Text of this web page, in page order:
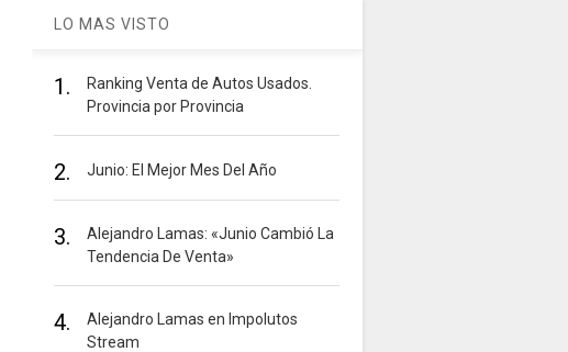
LO MAS VISTO
1.
Ranking Venta de Autos Usados.
Provincia por Provincia
2. Junio: El Mejor Mes Del Año
3.
Alejandro Lamas: «Junio Cambió La
Tendencia De Venta»
4.
Alejandro Lamas en Impolutos
Stream